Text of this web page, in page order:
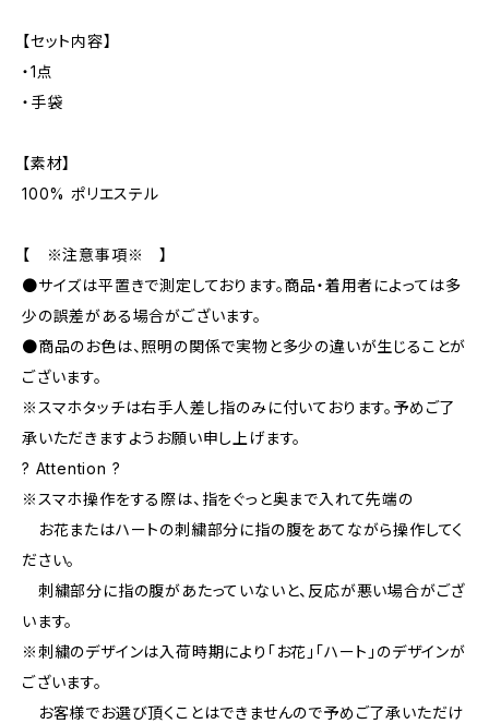
【セット内容】
・1点
・手袋
【素材】
100% ポリエステル
【 ※注意事項※ 】
●サイズは平置きで測定しております。商品・着用者によっては多
少の誤差がある場合がございます。
●商品のお色は、照明の関係で実物と多少の違いが生じることが
ございます。
※スマホタッチは右手人差し指のみに付いております。予めご了
承いただきますようお願い申し上げます。
? Attention ?
※スマホ操作をする際は、指をぐっと奥まで入れて先端の
お花またはハートの刺繍部分に指の腹をあてながら操作してく
ださい。
刺繍部分に指の腹があたっていないと、反応が悪い場合がござ
います。
※刺繍のデザインは入荷時期により「お花」「ハート」のデザインが
ございます。
お客様でお選び頂くことはできませんので予めご了承いただけ